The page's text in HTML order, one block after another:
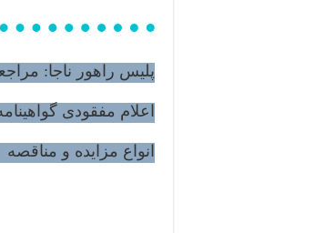
پلیس راهور ناجا:
اعلام مفقودی
انواع مزایده و مناقصه